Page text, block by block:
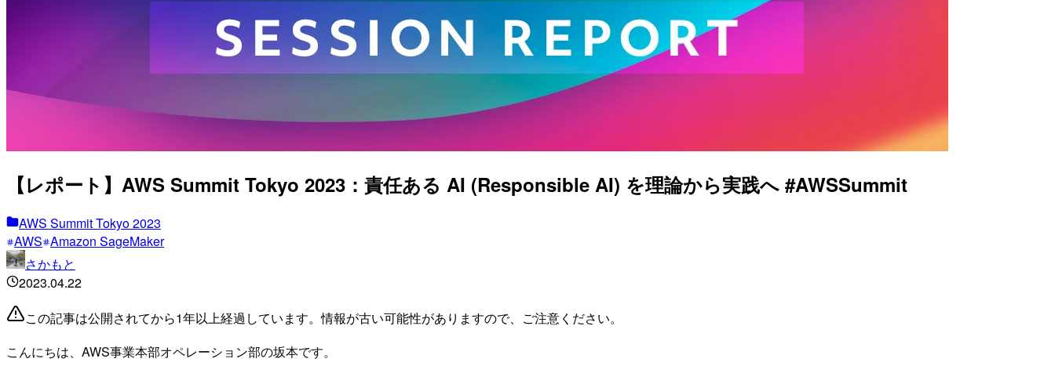
【レポート】AWS Summit Tokyo 2023：責任ある AI (Responsible AI) を理論から実践へ #AWSSummit
AWS Summit Tokyo 2023
AWS Amazon SageMaker
さかもと
2023.04.22
この記事は公開されてから1年以上経過しています。情報が古い可能性がありますので、ご注意ください。
こんにちは、AWS事業本部オペレーション部の坂本です。